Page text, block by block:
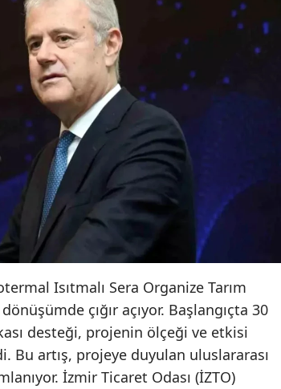
Isıtmalı Sera Organize Tarım
çığır açıyor. Başlangıçta 30
desteği, projenin ölçeği ve etkisi
artış, projeye duyulan uluslararası
İzmir Ticaret Odası (İZTO)